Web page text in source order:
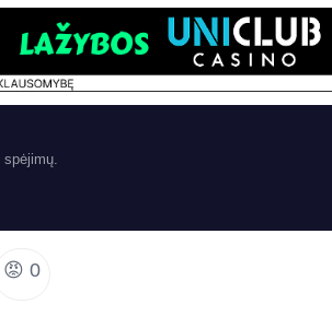
😡 0